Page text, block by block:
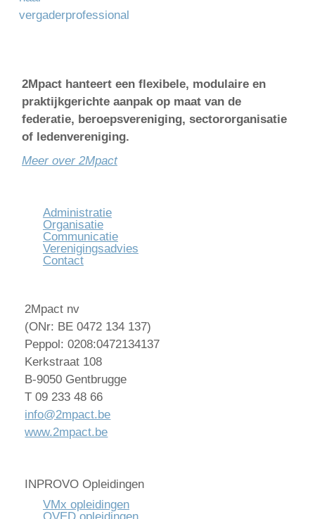
vergaderprofessional
2Mpact hanteert een flexibele, modulaire en
praktijkgerichte aanpak op maat van de
federatie, beroepsvereniging, sectororganisatie
of ledenvereniging.
Meer over 2Mpact
Administratie
Organisatie
Communicatie
Verenigingsadvies
Contact
2Mpact nv
(ONr: BE 0472 134 137)
Peppol: 0208:0472134137
Kerkstraat 108
B-9050 Gentbrugge
T 09 233 48 66
info@2mpact.be
www.2mpact.be
INPROVO Opleidingen
VMx opleidingen